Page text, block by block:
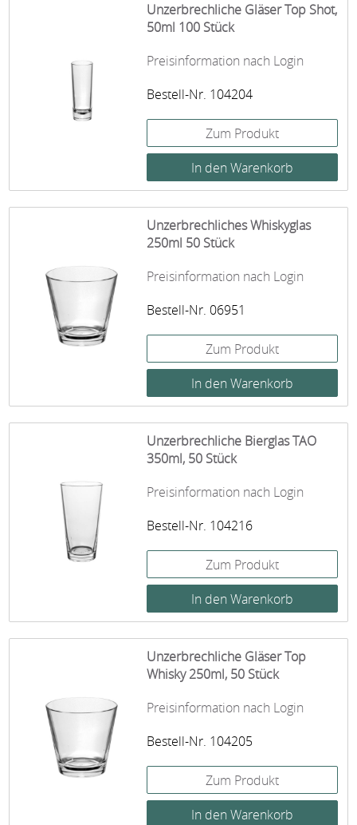
Unzerbrechliche Gläser Top Shot,
50ml 100 Stück
Preisinformation nach Login
Bestell-Nr. 104204
Zum Produkt
Unzerbrechliches Whiskyglas
250ml 50 Stück
Preisinformation nach Login
Bestell-Nr. 06951
Zum Produkt
Unzerbrechliche Bierglas TAO
350ml, 50 Stück
Preisinformation nach Login
Bestell-Nr. 104216
Zum Produkt
Unzerbrechliche Gläser Top
Whisky 250ml, 50 Stück
Preisinformation nach Login
Bestell-Nr. 104205
Zum Produkt